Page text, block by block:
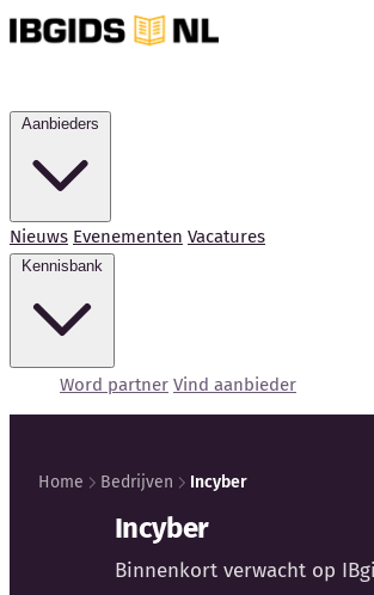
Nieuws Evenementen Vacatures
Word partner Vind aanbieder
Home Bedrijven Incyber
Incyber
Binnenkort verwacht op